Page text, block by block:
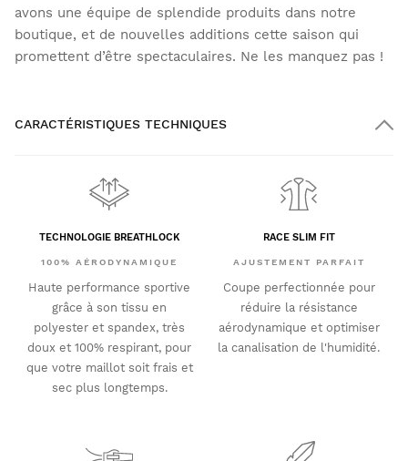
avons une équipe de splendide produits dans notre
boutique, et de nouvelles additions cette saison qui
promettent d’être spectaculaires. Ne les manquez pas !
CARACTÉRISTIQUES TECHNIQUES
TECHNOLOGIE BREATHLOCK
100% AÉRODYNAMIQUE
Haute performance sportive
grâce à son tissu en
polyester et spandex, très
doux et 100% respirant, pour
que votre maillot soit frais et
sec plus longtemps.
RACE SLIM FIT
AJUSTEMENT PARFAIT
Coupe perfectionnée pour
réduire la résistance
aérodynamique et optimiser
la canalisation de l'humidité.